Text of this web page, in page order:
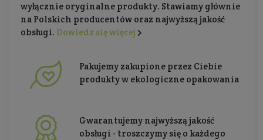
wyłącznie oryginalne produkty. Stawiamy głównie
na Polskich producentów oraz najwyższą jakość
obsługi. Dowiedz się więcej
Pakujemy zakupione przez Ciebie
produkty w ekologiczne opakowania
Gwarantujemy najwyższą jakość
obsługi - troszczymy się o każdego